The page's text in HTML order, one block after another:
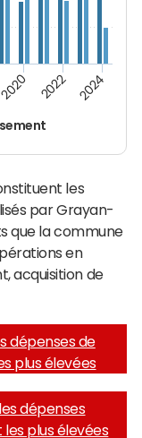
2020 2022 2024
les
par Grayan-
que la commune
en
acquisition de
dépenses de
plus élevées
dépenses
plus élevées